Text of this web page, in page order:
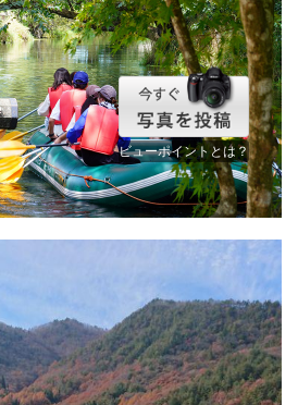
ビューポイントとは？